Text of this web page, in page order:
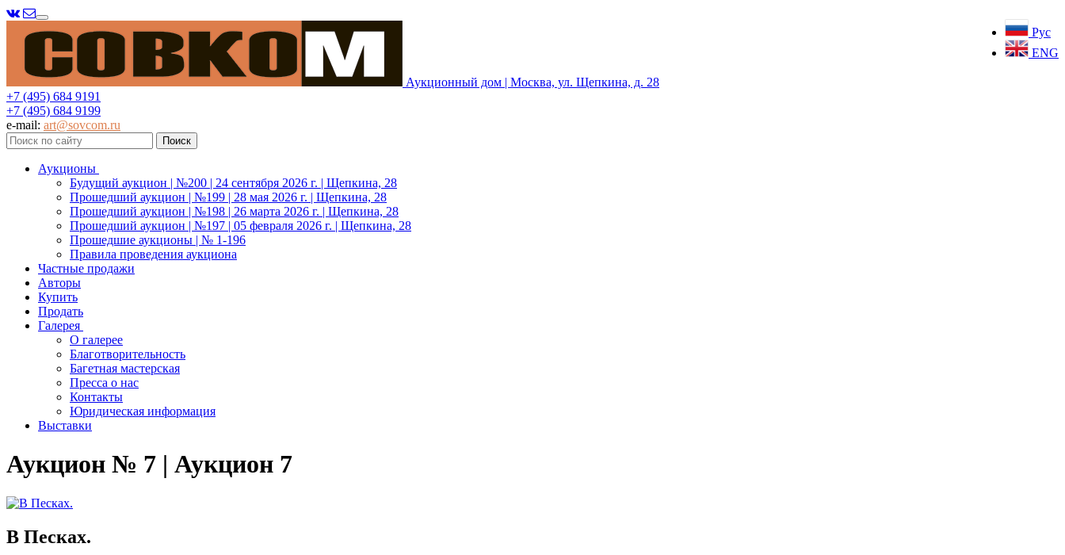
Рус
ENG
Меню
Аукционный дом | Москва, ул. Щепкина, д. 28
+7 (495) 684 9191
+7 (495) 684 9199
e-mail: art@sovcom.ru
Аукционы
Будущий аукцион | №200 | 24 сентября 2026 г. | Щепкина, 28
Прошедший аукцион | №199 | 28 мая 2026 г. | Щепкина, 28
Прошедший аукцион | №198 | 26 марта 2026 г. | Щепкина, 28
Прошедший аукцион | №197 | 05 февраля 2026 г. | Щепкина, 28
Прошедшие аукционы | № 1-196
Правила проведения аукциона
Частные продажи
Авторы
Купить
Продать
Галерея
О галерее
Благотворительность
Багетная мастерская
Пресса о нас
Контакты
Юридическая информация
Выставки
Аукцион № 7 | Аукцион 7
В Песках.